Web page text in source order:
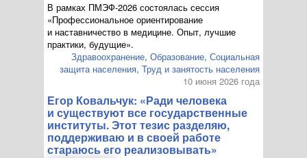
В рамках ПМЭФ-2026 состоялась сессия
«Профессиональное ориентирование
и наставничество в медицине. Опыт, лучшие
практики, будущие».
Здравоохранение, Образование, Социальная
защита населения, Труд и занятость населения
10 июня 2026 года
Егор Ковальчук: «Ради человека
и существуют все государственные
институты. Этот тезис разделяю,
поддерживаю и в своей работе
стараюсь его реализовывать»